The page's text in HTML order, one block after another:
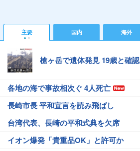
主要 国内 海外
槍ヶ岳で遺体発見 19歳と確認
各地の海で事故相次ぐ 4人死亡
長崎市長 平和宣言を読み飛ばし
台湾代表、長崎の平和式典を欠席
イオン爆発「貴重品OK」と許可か